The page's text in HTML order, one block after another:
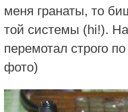
меня гранаты, то
той системы (hi!).
перемотал строго
фото)